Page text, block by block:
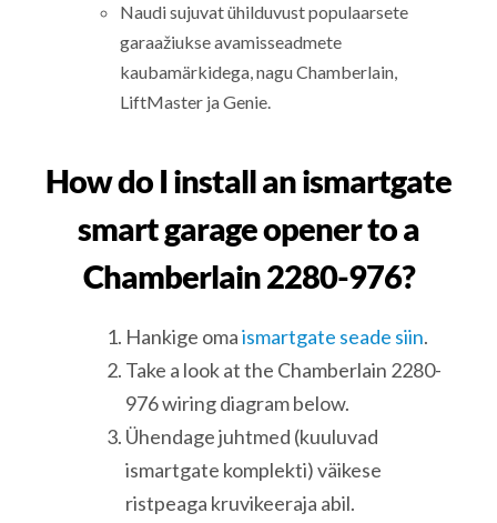
Naudi sujuvat ühilduvust populaarsete
garaažiukse avamisseadmete
kaubamärkidega, nagu Chamberlain,
LiftMaster ja Genie.
How do I install an ismartgate
smart garage opener to a
Chamberlain 2280-976?
Hankige omaismartgate seade siin.
Take a look at the Chamberlain 2280-
976 wiring diagram below.
Ühendage juhtmed (kuuluvad
ismartgate komplekti) väikese
ristpeaga kruvikeeraja abil.